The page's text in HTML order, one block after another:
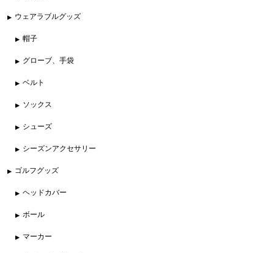
ウェアラブルグッズ
帽子
グローブ、手袋
ベルト
ソックス
シューズ
シーズンアクセサリー
ゴルフグッズ
ヘッドカバー
ボール
マーカー